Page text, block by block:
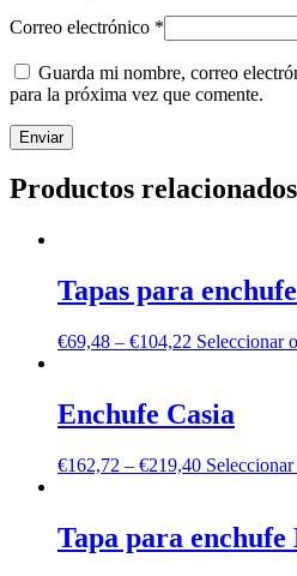
Correo electrónico *
Guarda mi nombre, correo
para la próxima vez que comente.
Productos relacionados
Tapas para
€69,48 – €104,22 Seleccionar
Enchufe Casia
€162,72 – €219,40
Tapa para